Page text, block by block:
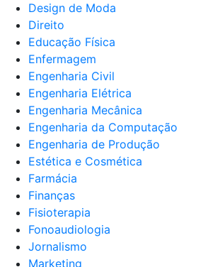
Design de Moda
Direito
Educação Física
Enfermagem
Engenharia Civil
Engenharia Elétrica
Engenharia Mecânica
Engenharia da Computação
Engenharia de Produção
Estética e Cosmética
Farmácia
Finanças
Fisioterapia
Fonoaudiologia
Jornalismo
Marketing